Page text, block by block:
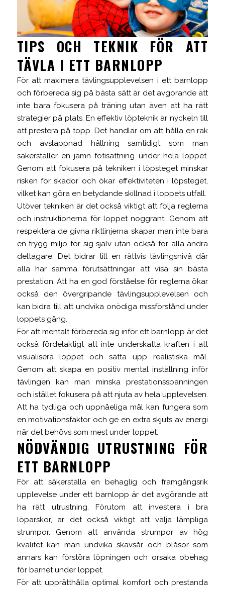
TIPS OCH TEKNIK FÖR ATT
TÄVLA I ETT BARNLOPP
För att maximera tävlingsupplevelsen i ett barnlopp
och förbereda sig på bästa sätt är det avgörande att
inte bara fokusera på träning utan även att ha rätt
strategier på plats. En effektiv löpteknik är nyckeln till
att prestera på topp. Det handlar om att hålla en rak
och avslappnad hållning samtidigt som man
säkerställer en jämn fotisättning under hela loppet.
Genom att fokusera på tekniken i löpsteget minskar
risken för skador och ökar effektiviteten i löpsteget,
vilket kan göra en betydande skillnad i loppets utfall.
Utöver tekniken är det också viktigt att följa reglerna
och instruktionerna för loppet noggrant. Genom att
respektera de givna riktlinjerna skapar man inte bara
en trygg miljö för sig själv utan också för alla andra
deltagare. Det bidrar till en rättvis tävlingsnivå där
alla har samma förutsättningar att visa sin bästa
prestation. Att ha en god förståelse för reglerna ökar
också den övergripande tävlingsupplevelsen och
kan bidra till att undvika onödiga missförstånd under
loppets gång.
För att mentalt förbereda sig inför ett barnlopp är det
också fördelaktigt att inte underskatta kraften i att
visualisera loppet och sätta upp realistiska mål.
Genom att skapa en positiv mental inställning inför
tävlingen kan man minska prestationsspänningen
och istället fokusera på att njuta av hela upplevelsen.
Att ha tydliga och uppnåeliga mål kan fungera som
en motivationsfaktor och ge en extra skjuts av energi
när det behövs som mest under loppet.
NÖDVÄNDIG UTRUSTNING FÖR
ETT BARNLOPP
För att säkerställa en behaglig och framgångsrik
upplevelse under ett barnlopp är det avgörande att
ha rätt utrustning. Förutom att investera i bra
löparskor, är det också viktigt att välja lämpliga
strumpor. Genom att använda strumpor av hög
kvalitet kan man undvika skavsår och blåsor som
annars kan förstöra löpningen och orsaka obehag
för barnet under loppet.
För att upprätthålla optimal komfort och prestanda